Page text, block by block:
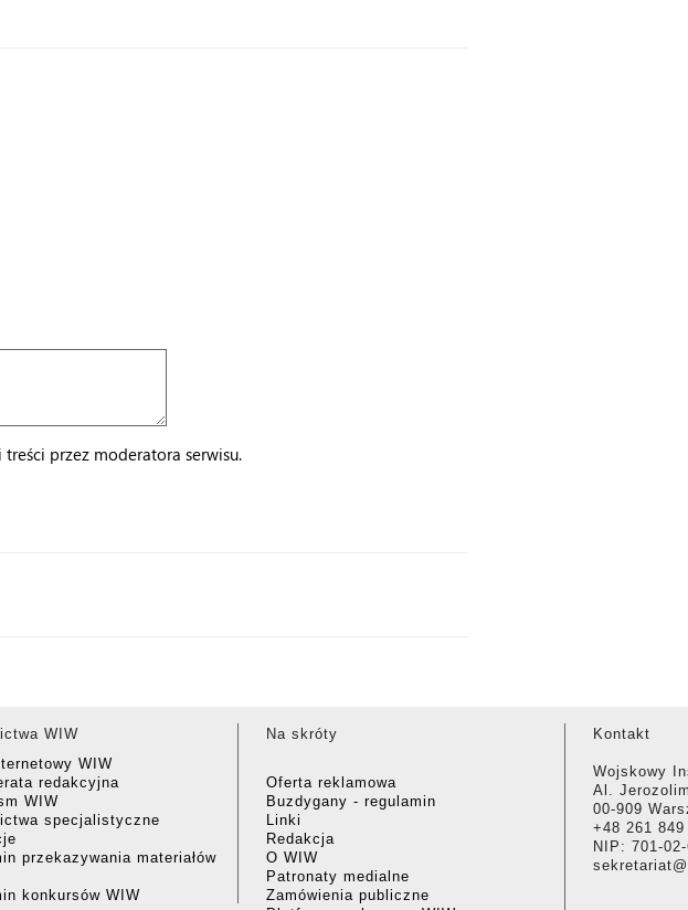
przez moderatora serwisu.
WIW
WIW
redakcyjna
WIW
specjalistyczne
przekazywania materiałów
konkursów WIW
Na skróty
Oferta reklamowa
Buzdygany - regulamin
Linki
Redakcja
O WIW
Patronaty medialne
Zamówienia publiczne
Kontakt
Wojskowy
Al.
00-909
+48 261 849
NIP: 701-